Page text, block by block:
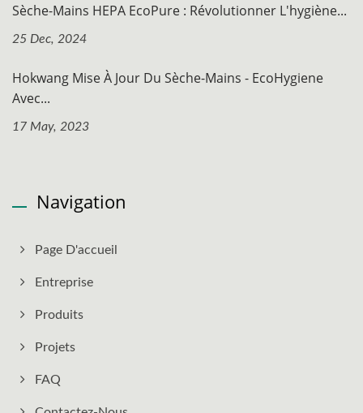
Sèche-Mains HEPA EcoPure : Révolutionner L'hygiène...
25 Dec, 2024
Hokwang Mise À Jour Du Sèche-Mains - EcoHygiene
Avec...
17 May, 2023
Navigation
Page D'accueil
Entreprise
Produits
Projets
FAQ